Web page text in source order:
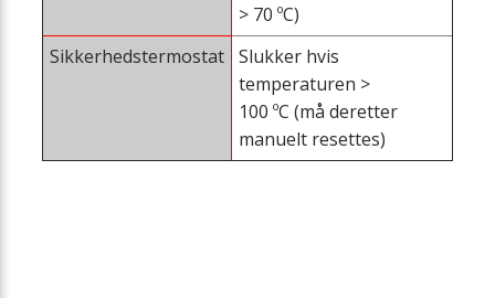
> 70 ºC)
Sikkerhedstermostat Slukker hvis
temperaturen >
100 ºC (må deretter
manuelt resettes)